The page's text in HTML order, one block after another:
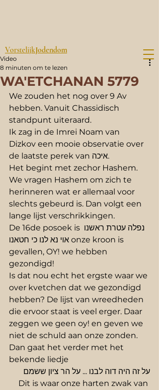
VorstelijkJodendom
WA'ETCHANAN 5779
Video
8 minuten om te lezen
We zouden het nog over 9 Av
hebben. Vanuit Chassidisch
standpunt uiteraard.
Ik zag in de Imrei Noam van
Dizkov een mooie observatie over
de laatste perek van איכה.
Het begint met zechor Hashem.
We vragen Hashem om zich te
herinneren wat er allemaal voor
slechts gebeurd is. Dan volgt een
lange lijst verschrikkingen.
De 16de posoek is נפלה עטרת ראשנו
אוי נא לנו כי חטאנו onze kroon is
gevallen, OY! we hebben
gezondigd!
Is dat nou echt het ergste waar we
over kvetchen dat we gezondigd
hebben? De lijst van wreedheden
die ervoor staat is veel erger. Daar
zeggen we geen oy! en geven we
niet de schuld aan onze zonden.
Dan gaat het verder met het
bekende liedje
על זה היה דוה לבנו ... על הר ציון ששמם
Dit is waar onze harten zwak van